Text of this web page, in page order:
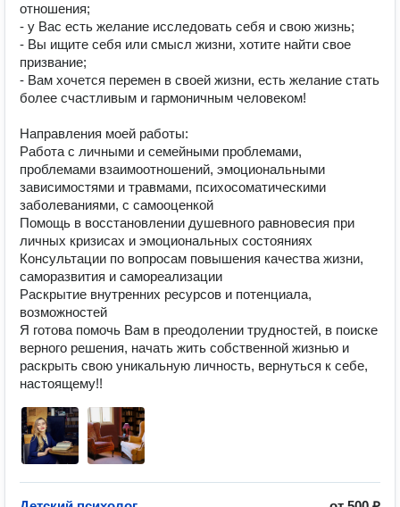
отношения;
- у Вас есть желание исследовать себя и свою жизнь;
- Вы ищите себя или смысл жизни, хотите найти свое
призвание;
- Вам хочется перемен в своей жизни, есть желание стать
более счастливым и гармоничным человеком!
Направления моей работы:
Работа с личными и семейными проблемами,
проблемами взаимоотношений, эмоциональными
зависимостями и травмами, психосоматическими
заболеваниями, с самооценкой
Помощь в восстановлении душевного равновесия при
личных кризисах и эмоциональных состояниях
Консультации по вопросам повышения качества жизни,
саморазвития и самореализации
Раскрытие внутренних ресурсов и потенциала,
возможностей
Я готова помочь Вам в преодолении трудностей, в поиске
верного решения, начать жить собственной жизнью и
раскрыть свою уникальную личность, вернуться к себе,
настоящему!!